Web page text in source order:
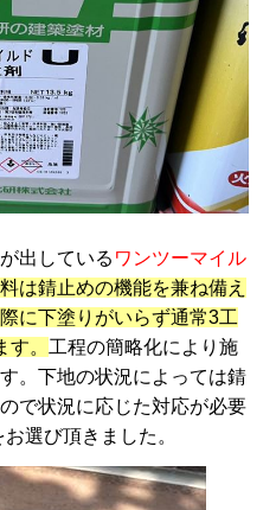
出している ワンツーマイル
は錆止めの機能を兼ね備え
に下塗りがいらず通常3工
。 工程の簡略化により施
。下地の状況によっては錆
で状況に応じた対応が必要
選び頂きました。